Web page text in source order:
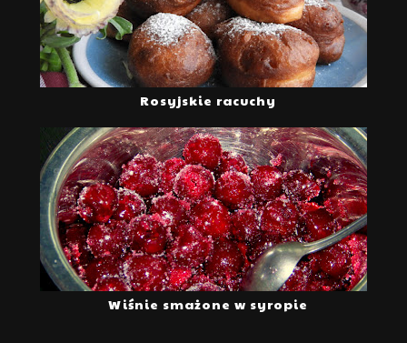
Rosyjskie racuchy
Wiśnie smażone w syropie